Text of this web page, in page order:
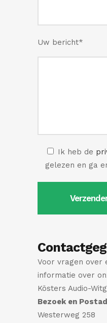
Uw bericht*
Ik heb de
gelezen en ga
Voor vragen over
informatie over
Kösters Audio-
Bezoek en
Westerweg 258